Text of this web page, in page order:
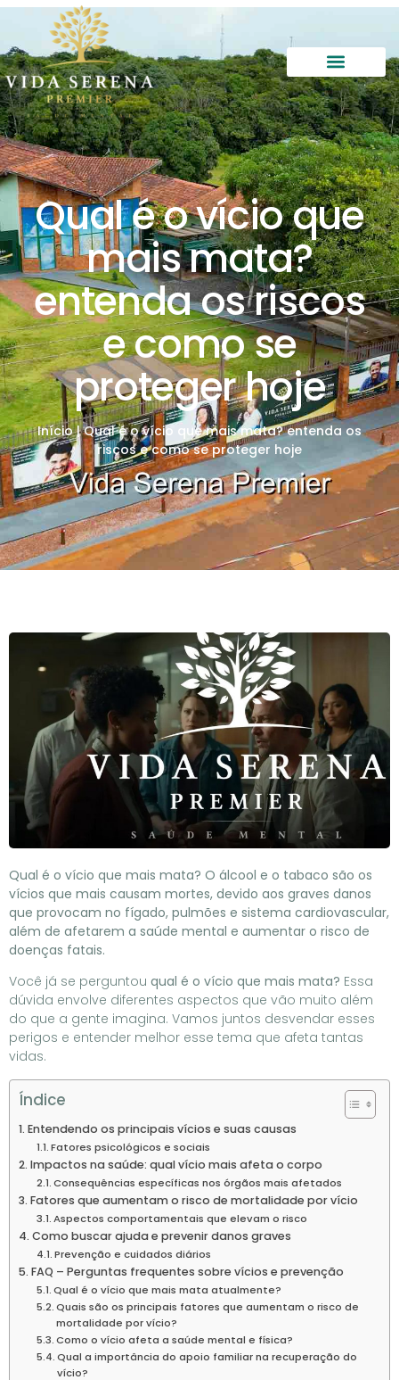
Qual é o vício que
mais mata?
entenda os riscos
e como se
proteger hoje
Início|Qual é o vício que mais mata? entenda os
riscos e como se proteger hoje
Qual é o vício que mais mata? O álcool e o tabaco são os
vícios que mais causam mortes, devido aos graves danos
que provocam no fígado, pulmões e sistema cardiovascular,
além de afetarem a saúde mental e aumentar o risco de
doenças fatais.
Você já se perguntou qual é o vício que mais mata? Essa
dúvida envolve diferentes aspectos que vão muito além
do que a gente imagina. Vamos juntos desvendar esses
perigos e entender melhor esse tema que afeta tantas
vidas.
Índice
Entendendo os principais vícios e suas causas
Fatores psicológicos e sociais
Impactos na saúde: qual vício mais afeta o corpo
Consequências específicas nos órgãos mais afetados
Fatores que aumentam o risco de mortalidade por vício
Aspectos comportamentais que elevam o risco
Como buscar ajuda e prevenir danos graves
Prevenção e cuidados diários
FAQ – Perguntas frequentes sobre vícios e prevenção
Qual é o vício que mais mata atualmente?
Quais são os principais fatores que aumentam o risco de
mortalidade por vício?
Como o vício afeta a saúde mental e física?
Qual a importância do apoio familiar na recuperação do
vício?